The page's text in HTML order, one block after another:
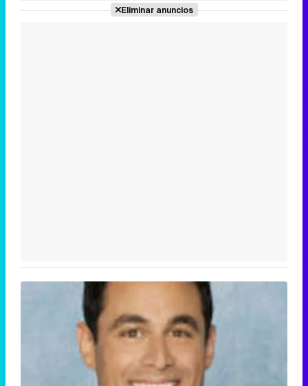
Eliminar anuncios